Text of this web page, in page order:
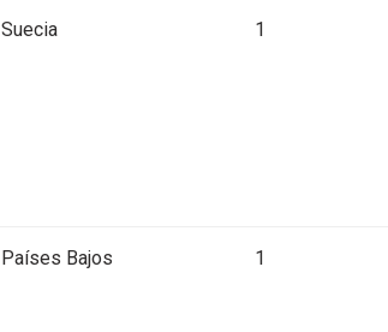
Suecia 1
Países Bajos 1